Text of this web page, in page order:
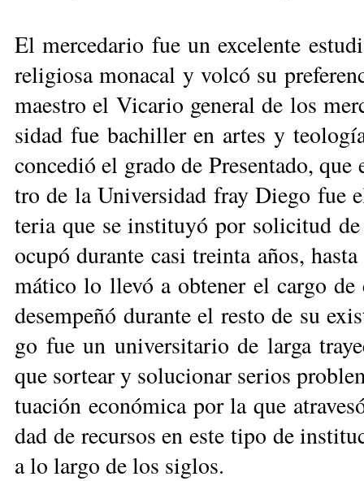
El mer­ce­da­rio fue un ex­ce­len­te
re­li­gio­sa mo­na­cal y vol­có su
maes­tro el Vi­ca­rio ge­ne­ral de los
si­dad fue ba­chi­ller en ar­tes y
con­ce­dió el gra­do de Pre­sen­ta­do,
tro de la Uni­ver­si­dad fray Die­go fue
te­ria que se ins­ti­tu­yó por so­li­ci­tud
ocu­pó du­ran­te ca­si trein­ta años,
má­ti­co lo lle­vó a ob­te­ner el car­go
de­sem­pe­ñó du­ran­te el res­to de su
go fue un uni­ver­si­ta­rio de lar­ga
que sor­tear y so­lu­cio­nar se­rios
tua­ción eco­nó­mi­ca por la que
dad de re­cur­sos en es­te ti­po de
a lo lar­go de los si­glos.